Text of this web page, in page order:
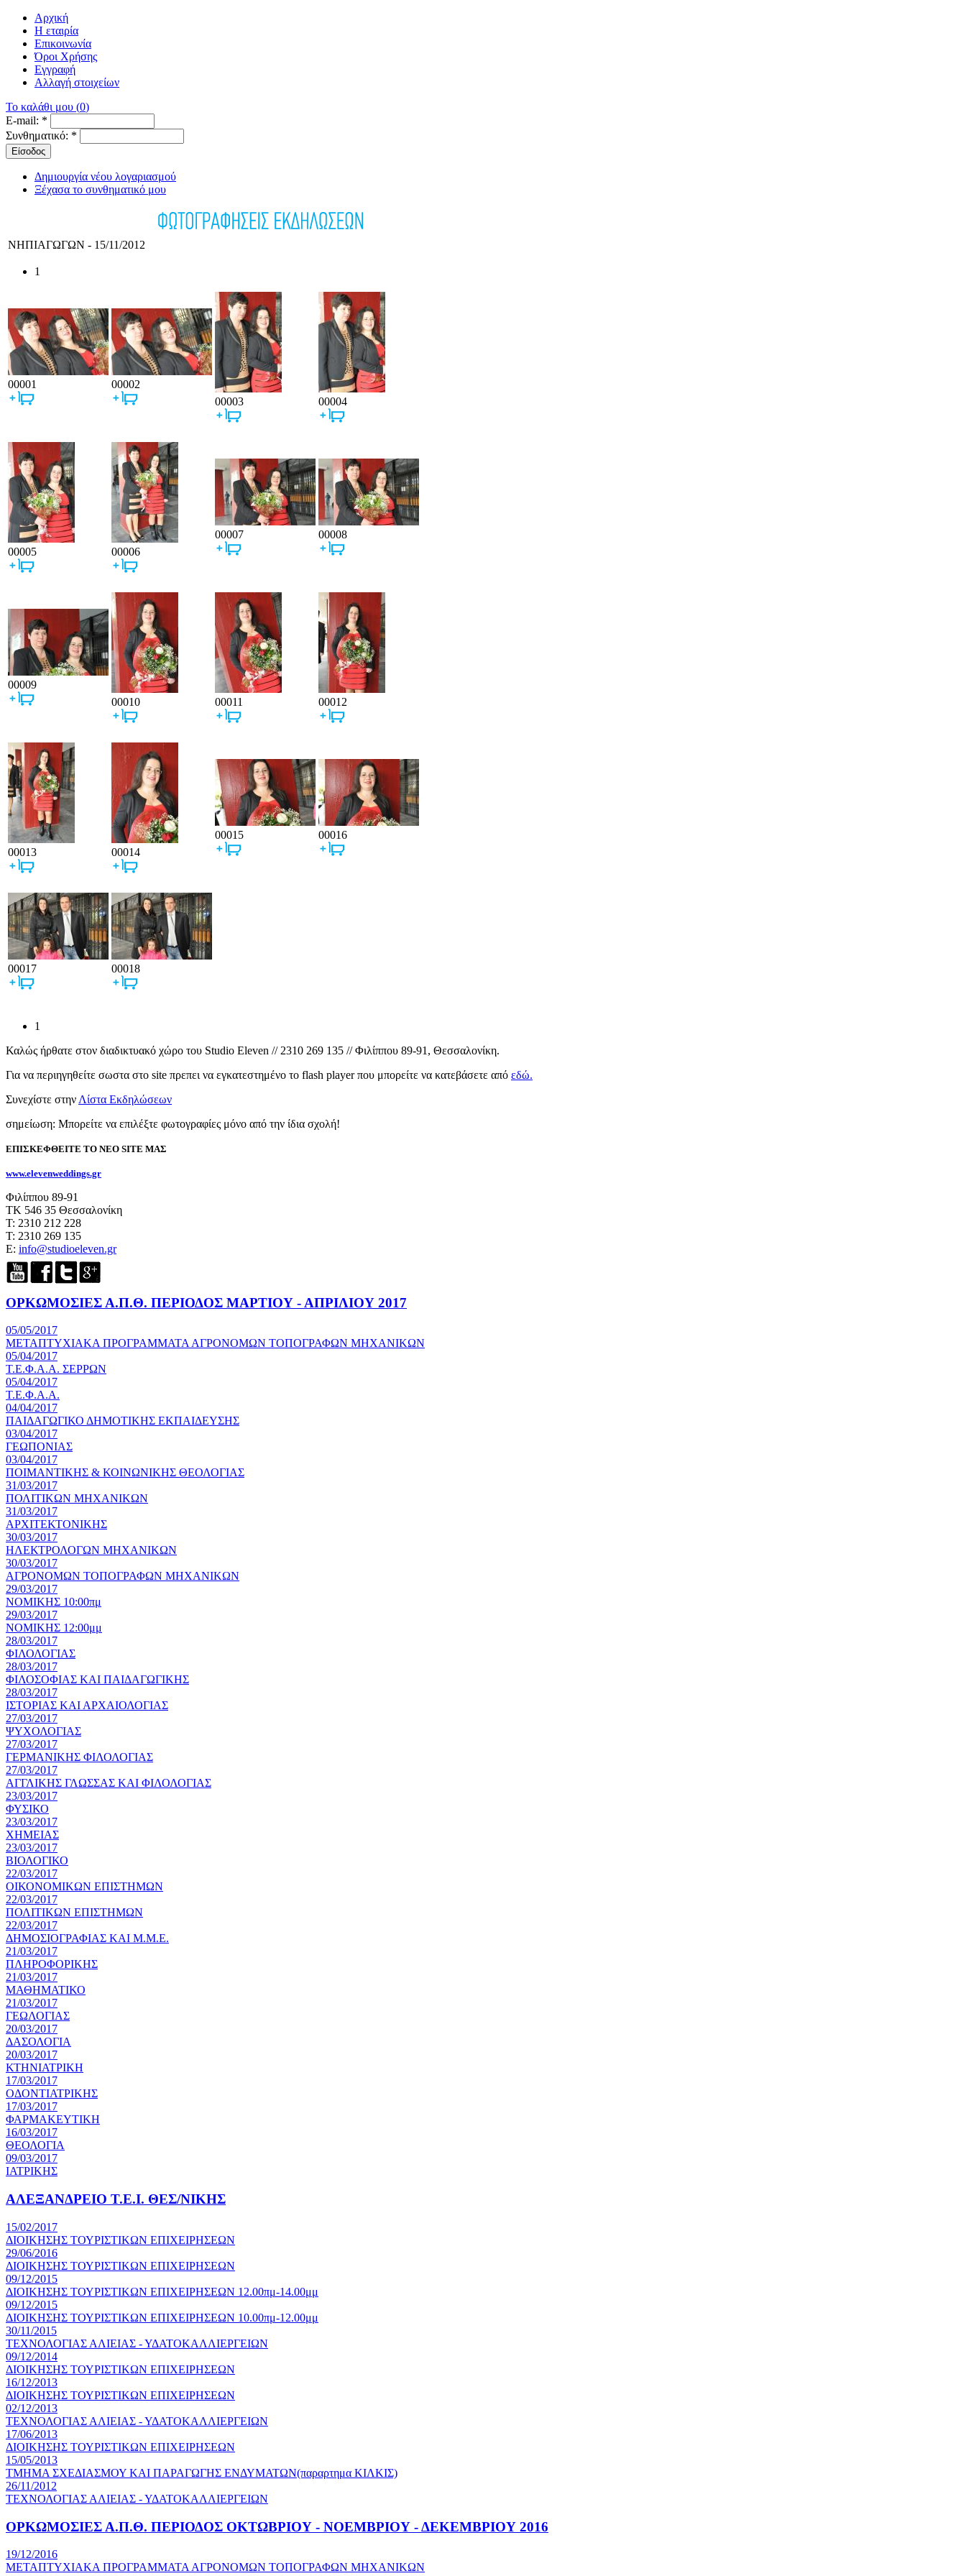
Αρχική
Η εταιρία
Επικοινωνία
Όροι Χρήσης
Εγγραφή
Αλλαγή στοιχείων
Το καλάθι μου (0)
E-mail: *
Συνθηματικό: *
Δημιουργία νέου λογαριασμού
Ξέχασα το συνθηματικό μου
ΝΗΠΙΑΓΩΓΩΝ - 15/11/2012
1
00001
00002
00003
00004
00005 00006
00007 00008
00009
00010
00011 00012
00013 00014
00015 00016
00017 00018
1
Καλώς ήρθατε στον διαδικτυακό χώρο του Studio Eleven // 2310 269 135 // Φιλίππου 89-91, Θεσσαλονίκη.
Για να περιηγηθείτε σωστα στο site πρεπει να εγκατεστημένο το flash player που μπορείτε να κατεβάσετε από εδώ.
Συνεχίστε στην Λίστα Εκδηλώσεων
σημείωση: Μπορείτε να επιλέξτε φωτογραφίες μόνο από την ίδια σχολή!
ΕΠΙΣΚΕΦΘΕΙΤΕ ΤΟ ΝΕΟ SITE ΜΑΣ
www.elevenweddings.gr
Φιλίππου 89-91
ΤΚ 546 35 Θεσσαλονίκη
Τ: 2310 212 228
Τ: 2310 269 135
E: info@studioeleven.gr
ΟΡΚΩΜΟΣΙΕΣ Α.Π.Θ. ΠΕΡΙΟΔΟΣ ΜΑΡΤΙΟΥ - ΑΠΡΙΛΙΟΥ 2017
05/05/2017
ΜΕΤΑΠΤΥΧΙΑΚΑ ΠΡΟΓΡΑΜΜΑΤΑ ΑΓΡΟΝΟΜΩΝ ΤΟΠΟΓΡΑΦΩΝ ΜΗΧΑΝΙΚΩΝ
05/04/2017
Τ.Ε.Φ.Α.Α. ΣΕΡΡΩΝ
05/04/2017
Τ.Ε.Φ.Α.Α.
04/04/2017
ΠΑΙΔΑΓΩΓΙΚΟ ΔΗΜΟΤΙΚΗΣ ΕΚΠΑΙΔΕΥΣΗΣ
03/04/2017
ΓΕΩΠΟΝΙΑΣ
03/04/2017
ΠΟΙΜΑΝΤΙΚΗΣ & ΚΟΙΝΩΝΙΚΗΣ ΘΕΟΛΟΓΙΑΣ
31/03/2017
ΠΟΛΙΤΙΚΩΝ ΜΗΧΑΝΙΚΩΝ
31/03/2017
ΑΡΧΙΤΕΚΤΟΝΙΚΗΣ
30/03/2017
ΗΛΕΚΤΡΟΛΟΓΩΝ ΜΗΧΑΝΙΚΩΝ
30/03/2017
ΑΓΡΟΝΟΜΩΝ ΤΟΠΟΓΡΑΦΩΝ ΜΗΧΑΝΙΚΩΝ
29/03/2017
ΝΟΜΙΚΗΣ 10:00πμ
29/03/2017
ΝΟΜΙΚΗΣ 12:00μμ
28/03/2017
ΦΙΛΟΛΟΓΙΑΣ
28/03/2017
ΦΙΛΟΣΟΦΙΑΣ ΚΑΙ ΠΑΙΔΑΓΩΓΙΚΗΣ
28/03/2017
ΙΣΤΟΡΙΑΣ ΚΑΙ ΑΡΧΑΙΟΛΟΓΙΑΣ
27/03/2017
ΨΥΧΟΛΟΓΙΑΣ
27/03/2017
ΓΕΡΜΑΝΙΚΗΣ ΦΙΛΟΛΟΓΙΑΣ
27/03/2017
ΑΓΓΛΙΚΗΣ ΓΛΩΣΣΑΣ ΚΑΙ ΦΙΛΟΛΟΓΙΑΣ
23/03/2017
ΦΥΣΙΚΟ
23/03/2017
ΧΗΜΕΙΑΣ
23/03/2017
ΒΙΟΛΟΓΙΚΟ
22/03/2017
ΟΙΚΟΝΟΜΙΚΩΝ ΕΠΙΣΤΗΜΩΝ
22/03/2017
ΠΟΛΙΤΙΚΩΝ ΕΠΙΣΤΗΜΩΝ
22/03/2017
ΔΗΜΟΣΙΟΓΡΑΦΙΑΣ ΚΑΙ Μ.Μ.Ε.
21/03/2017
ΠΛΗΡΟΦΟΡΙΚΗΣ
21/03/2017
ΜΑΘΗΜΑΤΙΚΟ
21/03/2017
ΓΕΩΛΟΓΙΑΣ
20/03/2017
ΔΑΣΟΛΟΓΙΑ
20/03/2017
ΚΤΗΝΙΑΤΡΙΚΗ
17/03/2017
ΟΔΟΝΤΙΑΤΡΙΚΗΣ
17/03/2017
ΦΑΡΜΑΚΕΥΤΙΚΗ
16/03/2017
ΘΕΟΛΟΓΙΑ
09/03/2017
ΙΑΤΡΙΚΗΣ
ΑΛΕΞΑΝΔΡΕΙΟ Τ.Ε.Ι. ΘΕΣ/ΝΙΚΗΣ
15/02/2017
ΔΙΟΙΚΗΣΗΣ ΤΟΥΡΙΣΤΙΚΩΝ ΕΠΙΧΕΙΡΗΣΕΩΝ
29/06/2016
ΔΙΟΙΚΗΣΗΣ ΤΟΥΡΙΣΤΙΚΩΝ ΕΠΙΧΕΙΡΗΣΕΩΝ
09/12/2015
ΔΙΟΙΚΗΣΗΣ ΤΟΥΡΙΣΤΙΚΩΝ ΕΠΙΧΕΙΡΗΣΕΩΝ 12.00πμ-14.00μμ
09/12/2015
ΔΙΟΙΚΗΣΗΣ ΤΟΥΡΙΣΤΙΚΩΝ ΕΠΙΧΕΙΡΗΣΕΩΝ 10.00πμ-12.00μμ
30/11/2015
ΤΕΧΝΟΛΟΓΙΑΣ ΑΛΙΕΙΑΣ - ΥΔΑΤΟΚΑΛΛΙΕΡΓΕΙΩΝ
09/12/2014
ΔΙΟΙΚΗΣΗΣ ΤΟΥΡΙΣΤΙΚΩΝ ΕΠΙΧΕΙΡΗΣΕΩΝ
16/12/2013
ΔΙΟΙΚΗΣΗΣ ΤΟΥΡΙΣΤΙΚΩΝ ΕΠΙΧΕΙΡΗΣΕΩΝ
02/12/2013
ΤΕΧΝΟΛΟΓΙΑΣ ΑΛΙΕΙΑΣ - ΥΔΑΤΟΚΑΛΛΙΕΡΓΕΙΩΝ
17/06/2013
ΔΙΟΙΚΗΣΗΣ ΤΟΥΡΙΣΤΙΚΩΝ ΕΠΙΧΕΙΡΗΣΕΩΝ
15/05/2013
ΤΜΗΜΑ ΣΧΕΔΙΑΣΜΟΥ ΚΑΙ ΠΑΡΑΓΩΓΗΣ ΕΝΔΥΜΑΤΩΝ(παραρτημα ΚΙΛΚΙΣ)
26/11/2012
ΤΕΧΝΟΛΟΓΙΑΣ ΑΛΙΕΙΑΣ - ΥΔΑΤΟΚΑΛΛΙΕΡΓΕΙΩΝ
ΟΡΚΩΜΟΣΙΕΣ Α.Π.Θ. ΠΕΡΙΟΔΟΣ ΟΚΤΩΒΡΙΟΥ - ΝΟΕΜΒΡΙΟΥ - ΔΕΚΕΜΒΡΙΟΥ 2016
19/12/2016
ΜΕΤΑΠΤΥΧΙΑΚΑ ΠΡΟΓΡΑΜΜΑΤΑ ΑΓΡΟΝΟΜΩΝ ΤΟΠΟΓΡΑΦΩΝ ΜΗΧΑΝΙΚΩΝ